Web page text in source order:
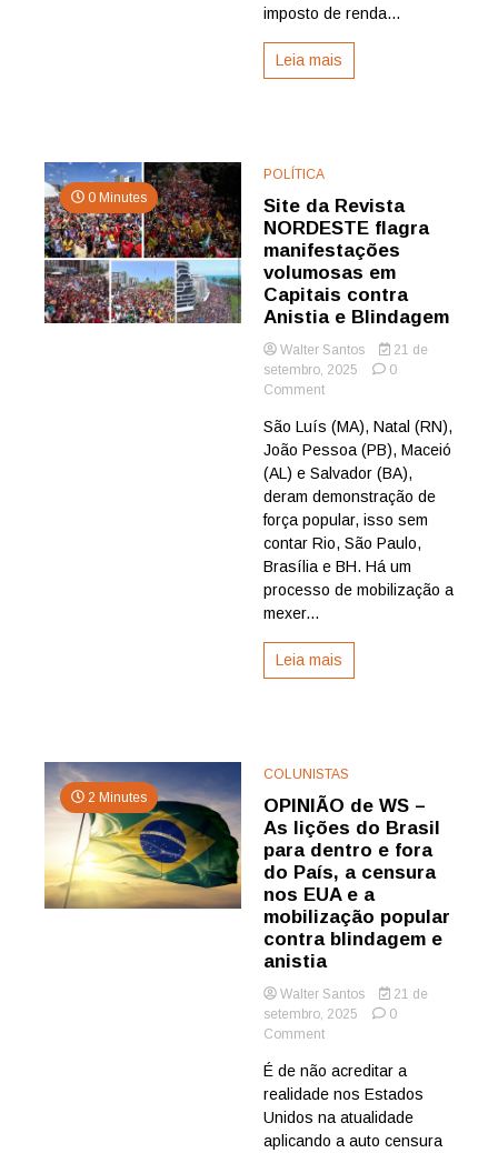
imposto de renda...
Leia mais
0 Minutes
POLÍTICA
Site da Revista
NORDESTE flagra
manifestações
volumosas em
Capitais contra
Anistia e Blindagem
Walter Santos
21 de
setembro, 2025
0
Commenton
da
Revista
NORDESTE
manifestações
volumosas
em
Capitais
contra
Blindagem
São Luís (MA), Natal (RN),
João Pessoa (PB), Maceió
(AL) e Salvador (BA),
deram demonstração de
força popular, isso sem
contar Rio, São Paulo,
Brasília e BH. Há um
processo de mobilização a
mexer...
Leia mais
2 Minutes
COLUNISTAS
OPINIÃO de WS –
As lições do Brasil
para dentro e fora
do País, a censura
nos EUA e a
mobilização popular
contra blindagem e
anistia
Walter Santos
21 de
setembro, 2025
0
Commenton
de
WS
–
É de não acreditar a
realidade nos Estados
Unidos na atualidade
aplicando a auto censura